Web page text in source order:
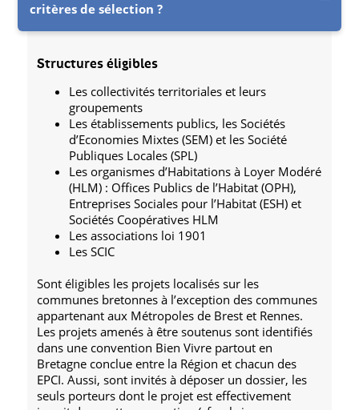
critères de sélection ?
Structures éligibles
Les collectivités territoriales et leurs
groupements
Les établissements publics, les Sociétés
d’Economies Mixtes (SEM) et les Société
Publiques Locales (SPL)
Les organismes d’Habitations à Loyer Modéré
(HLM) : Offices Publics de l’Habitat (OPH),
Entreprises Sociales pour l’Habitat (ESH) et
Sociétés Coopératives HLM
Les associations loi 1901
Les SCIC
Sont éligibles les projets localisés sur les
communes bretonnes à l’exception des communes
appartenant aux Métropoles de Brest et Rennes.
Les projets amenés à être soutenus sont identifiés
dans une convention Bien Vivre partout en
Bretagne conclue entre la Région et chacun des
EPCI. Aussi, sont invités à déposer un dossier, les
seuls porteurs dont le projet est effectivement